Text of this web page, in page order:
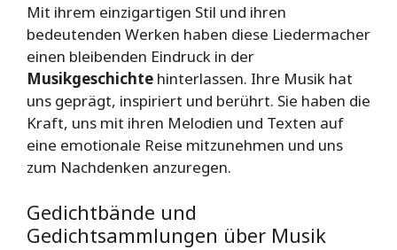
Mit ihrem einzigartigen Stil und ihren
bedeutenden Werken haben diese Liedermacher
einen bleibenden Eindruck in der
Musikgeschichte hinterlassen. Ihre Musik hat
uns geprägt, inspiriert und berührt. Sie haben die
Kraft, uns mit ihren Melodien und Texten auf
eine emotionale Reise mitzunehmen und uns
zum Nachdenken anzuregen.
Gedichtbände und
Gedichtsammlungen über Musik